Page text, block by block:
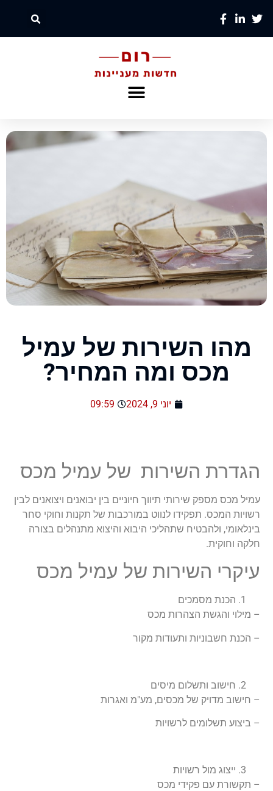
מהו השירות של עמיל
מכס ומה המחיר?
יוני 9, 2024 09:59
הגדרת השירות של עמיל מכס
עמיל מכס מספק שירותי תיווך חיוניים בין יבואנים ויצואנים לבין
רשויות המכס. תפקידו לנווט במורכבות של תקנות וחוקי סחר
בינלאומי, ולהבטיח שתהליכי היבוא והיצוא מתנהלים בצורה
חלקה וחוקית.
עיקרי השירות של עמיל מכס
הכנת מסמכים
– מילוי והגשת הצהרות מכס
– הכנת חשבוניות ותעודות מקור
חישוב ותשלום מיסים
– חישוב מדויק של מכסים, מע"מ ואגרות
– ביצוע תשלומים לרשויות
ייצוג מול רשויות
– תקשורת עם פקידי מכס